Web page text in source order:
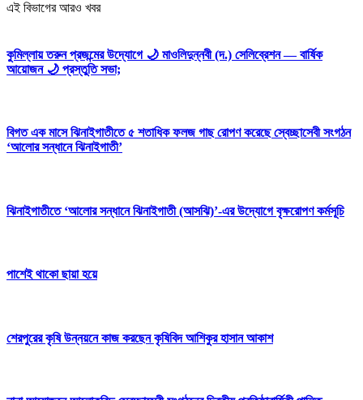
এই বিভাগের আরও খবর
কুমিল্লায় তরুন প্রজন্মের উদ্যোগে 🌙 মাওলিদুন্নবী (দ.) সেলিব্রেশন — বার্ষিক
আয়োজন 🌙 প্রস্তুতি সভা;
বিগত এক মাসে ঝিনাইগাতীতে ৫ শতাধিক ফলজ গাছ রোপণ করেছে স্বেচ্ছাসেবী সংগঠন
‘আলোর সন্ধানে ঝিনাইগাতী’
ঝিনাইগাতীতে ‘আলোর সন্ধানে ঝিনাইগাতী (আসঝি)’-এর উদ্যোগে বৃক্ষরোপণ কর্মসূচি
পাশেই থাকো ছায়া হয়ে
শেরপুরের কৃষি উন্নয়নে কাজ করছেন কৃষিবিদ আশিকুর হাসান আকাশ